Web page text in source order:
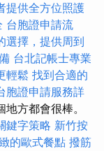
提供全方位照護
台胞證申請流
選擇，提供周到
台北記帳士專業
輕鬆 找到合適的
胞證申請服務詳
方都會很棒。
鍵字策略 新竹按
的歐式餐點 撥筋